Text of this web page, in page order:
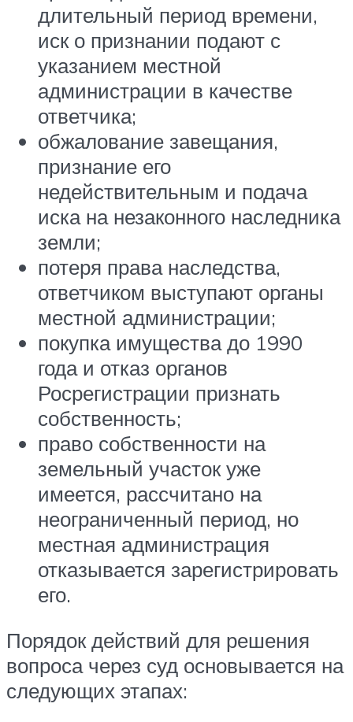
длительный период времени,
иск о признании подают с
указанием местной
администрации в качестве
ответчика;
обжалование завещания,
признание его
недействительным и подача
иска на незаконного наследника
земли;
потеря права наследства,
ответчиком выступают органы
местной администрации;
покупка имущества до 1990
года и отказ органов
Росрегистрации признать
собственность;
право собственности на
земельный участок уже
имеется, рассчитано на
неограниченный период, но
местная администрация
отказывается зарегистрировать
его.
Порядок действий для решения
вопроса через суд основывается на
следующих этапах: